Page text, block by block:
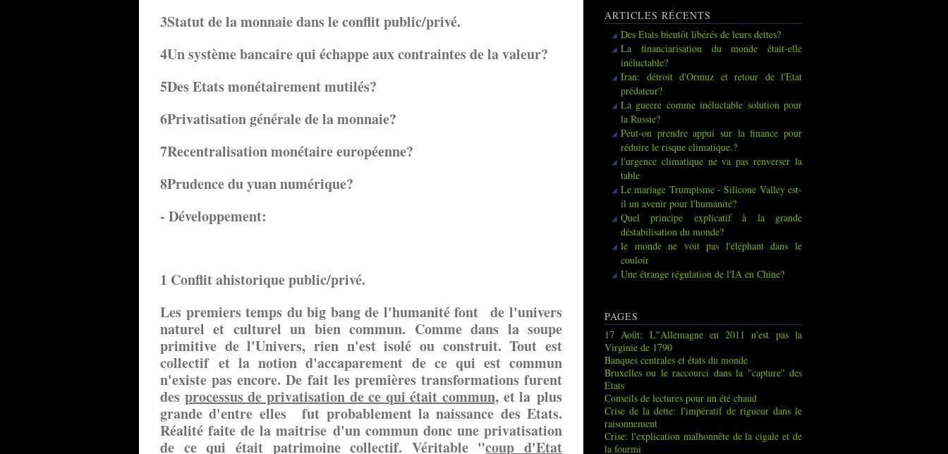
3Statut de la monnaie dans le conflit public/privé.
4Un système bancaire qui échappe aux contraintes de la valeur?
5Des Etats monétairement mutilés?
6Privatisation générale de la monnaie?
7Recentralisation monétaire européenne?
8Prudence du yuan numérique?
- Développement:
1 Conflit ahistorique public/privé.
Les premiers temps du big bang de l'humanité font de l'univers
naturel et culturel un bien commun. Comme dans la soupe
primitive de l'Univers, rien n'est isolé ou construit. Tout est
collectif et la notion d'accaparement de ce qui est commun
n'existe pas encore. De fait les premières transformations furent
des processus de privatisation de ce qui était commun, et la plus
grande d'entre elles fut probablement la naissance des Etats.
Réalité faite de la maitrise d'un commun donc une privatisation
de ce qui était patrimoine collectif. Véritable "coup d'Etat
ARTICLES RÉCENTS
Des Etats bientôt libérés de leurs dettes?
La financiarisation du monde était-elle
inéluctable?
Iran: détroit d'Ormuz et retour de l'Etat
prédateur?
La gueere comme inéluctable solution pour
la Russie?
Peut-on prendre appui sur la finance pour
réduire le risque climatique.?
l'urgence climatique ne va pas renverser la
table
Le mariage Trumpisme - Silicone Valley est-
il un avenir pour l'humanité?
Quel principe explicatif à la grande
déstabilisation du monde?
le monde ne voit pas l'éléphant dans le
couloir
Une étrange régulation de l'IA en Chine?
PAGES
17 Août: L"Allemagne en 2011 n'est pas la
Virginie de 1790
Banques centrales et états du monde
Bruxelles ou le raccourci dans la "capture" des
Etats
Conseils de lectures pour un été chaud
Crise de la dette: l'impératif de rigueur dans le
raisonnement
Crise: l'explication malhonnête de la cigale et de
la fourmi